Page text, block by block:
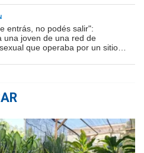
entrás, no podés salir":
una joven de una red de
que operaba por un sitio